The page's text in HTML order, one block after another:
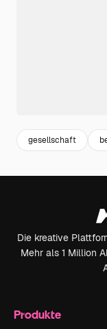
gesellschaft
Die kreative
Mehr als 1 Million
Produkte